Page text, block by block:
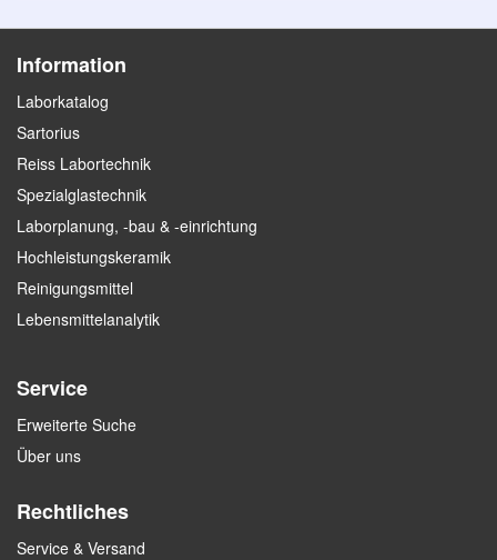
Information
Laborkatalog
Sartorius
Reiss Labortechnik
Spezialglastechnik
Laborplanung, -bau & -einrichtung
Hochleistungskeramik
Reinigungsmittel
Lebensmittelanalytik
Service
Erweiterte Suche
Über uns
Rechtliches
Service & Versand